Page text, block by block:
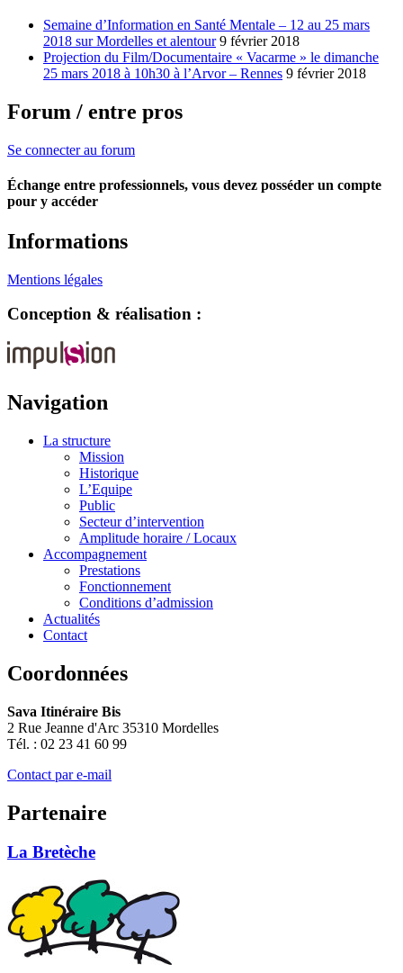
Semaine d’Information en Santé Mentale – 12 au 25 mars
2018 sur Mordelles et alentour 9 février 2018
Projection du Film/Documentaire « Vacarme » le dimanche
25 mars 2018 à 10h30 à l’Arvor – Rennes 9 février 2018
Forum / entre pros
Se connecter au forum
Échange entre professionnels, vous devez posséder un compte
pour y accéder
Informations
Mentions légales
Conception & réalisation :
Navigation
La structure
Mission
Historique
L’Equipe
Public
Secteur d’intervention
Amplitude horaire / Locaux
Accompagnement
Prestations
Fonctionnement
Conditions d’admission
Actualités
Contact
Coordonnées
Sava Itinéraire Bis
2 Rue Jeanne d'Arc 35310 Mordelles
Tél. : 02 23 41 60 99
Contact par e-mail
Partenaire
La Bretèche